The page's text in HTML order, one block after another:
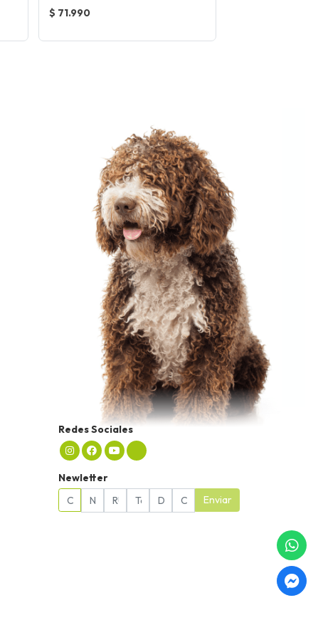
$ 71.990
Redes Sociales
Newletter
Enviar